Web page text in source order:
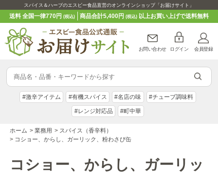
スパイス＆ハーブのエスビー食品直営のオンラインショップ「お届けサイト」
送料 全国一律770円(税込) 商品合計5,400円 (税込)以上お買い上げで送料無料
お問い合わせ ログイン 会員登録
#激辛アイテム #有機スパイス #名店の味 #チューブ調味料
#レンジ対応品 #町中華
ホーム > 業務用 > スパイス（香辛料）
> コショー、からし、ガーリック、粉わさび缶
コショー、からし、ガーリッ